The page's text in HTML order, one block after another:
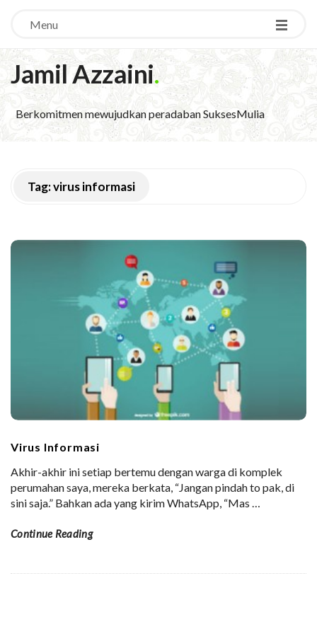
Menu
Jamil Azzaini.
Berkomitmen mewujudkan peradaban SuksesMulia
Tag:virus informasi
Virus Informasi
Akhir-akhir ini setiap bertemu dengan warga di komplek
perumahan saya, mereka berkata, “Jangan pindah to pak, di
sini saja.” Bahkan ada yang kirim WhatsApp, “Mas …
Continue Reading